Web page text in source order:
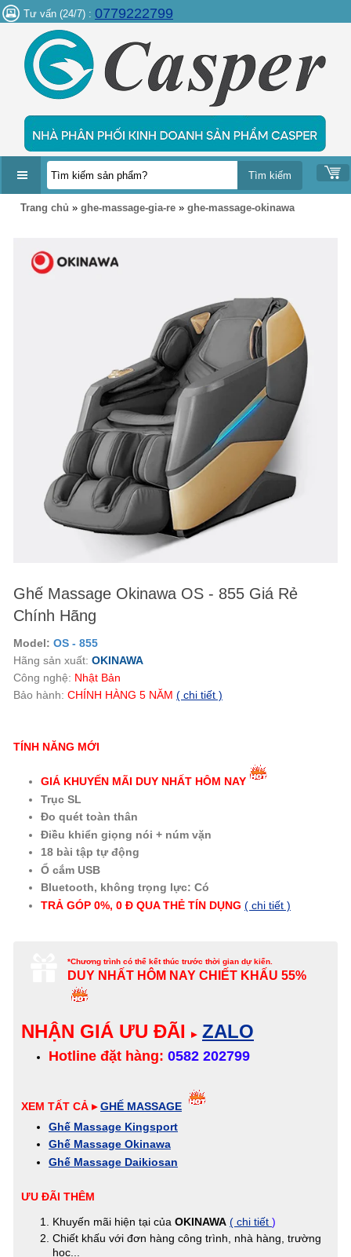
Tư vấn (24/7) : 0779222799
DANH
Trang chủ » ghe-massage-gia-re » ghe-massage-okinawa
Ghế Massage Okinawa OS - 855 Giá Rẻ
Chính Hãng
Model: OS - 855
Hãng sản xuất: OKINAWA
Công nghệ: Nhật Bản
Bảo hành: CHÍNH HÀNG 5 NĂM ( chi tiết )
TÍNH NĂNG MỚI
GIÁ KHUYẾN MÃI DUY NHẤT HÔM NAY
Trục SL
Đo quét toàn thân
Điều khiển giọng nói + núm vặn
18 bài tập tự động
Ổ cắm USB
Bluetooth, không trọng lực: Có
TRẢ GÓP 0%, 0 Đ QUA THẺ TÍN DỤNG ( chi tiết )
*Chương trình có thể kết thúc trước thời gian dự kiến.
DUY NHẤT HÔM NAYCHIẾT KHẤU 55%
NHẬN GIÁ ƯU ĐÃI ▸ ZALO
Hotline đặt hàng: 0582 202799
XEM TẤT CẢ ▸GHẾ MASSAGE
Ghế Massage Kingsport
Ghế Massage Okinawa
Ghế Massage Daikiosan
ƯU ĐÃI THÊM
Khuyến mãi hiện tại của OKINAWA ( chi tiết )
Chiết khấu với đơn hàng công trình, nhà hàng, trường
học...